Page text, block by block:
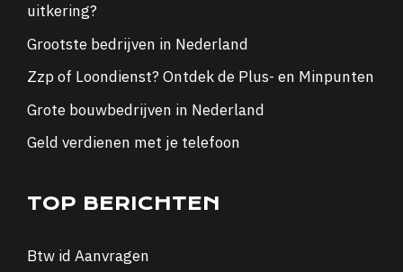
uitkering?
Grootste bedrijven in Nederland
Zzp of Loondienst? Ontdek de Plus- en Minpunten
Grote bouwbedrijven in Nederland
Geld verdienen met je telefoon
TOP BERICHTEN
Btw id Aanvragen